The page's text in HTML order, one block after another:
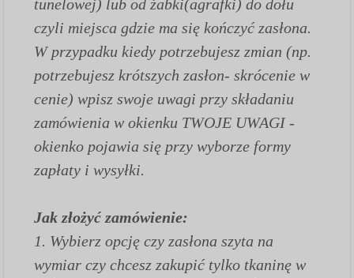
tunelowej) lub od żabki(agrafki) do dołu
czyli miejsca gdzie ma się kończyć zasłona.
W przypadku kiedy potrzebujesz zmian (np.
potrzebujesz krótszych zasłon- skrócenie w
cenie) wpisz swoje uwagi przy składaniu
zamówienia w okienku TWOJE UWAGI -
okienko pojawia się przy wyborze formy
zapłaty i wysyłki.
Jak złożyć zamówienie:
1. Wybierz opcję czy zasłona szyta na
wymiar czy chcesz zakupić tylko tkaninę w